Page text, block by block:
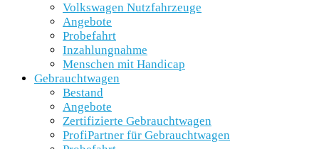
Volkswagen Nutzfahrzeuge
Angebote
Probefahrt
Inzahlungnahme
Menschen mit Handicap
Gebrauchtwagen
Bestand
Angebote
Zertifizierte Gebrauchtwagen
ProfiPartner für Gebrauchtwagen